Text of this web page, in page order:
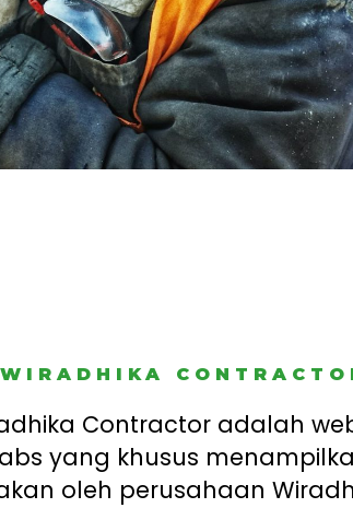
Contractor adalah
yang khusus
oleh perusahaan